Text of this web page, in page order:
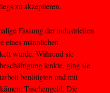
zu akzeptieren.
Fassung der industriellen
eines männlichen
wurde. Während sie
lenkte, ging sie
benötigten und mit
Taschengeld. Die